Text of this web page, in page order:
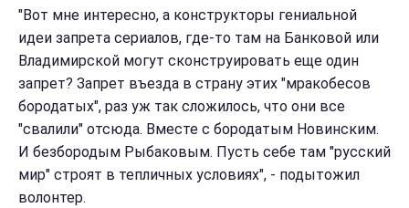
"Вот мне интересно, а конструкторы гениальной
идеи запрета сериалов, где-то там на Банковой или
Владимирской могут сконструировать еще один
запрет? Запрет въезда в страну этих "мракобесов
бородатых", раз уж так сложилось, что они все
"свалили" отсюда. Вместе с бородатым Новинским.
И безбородым Рыбаковым. Пусть себе там "русский
мир" строят в тепличных условиях", - подытожил
волонтер.